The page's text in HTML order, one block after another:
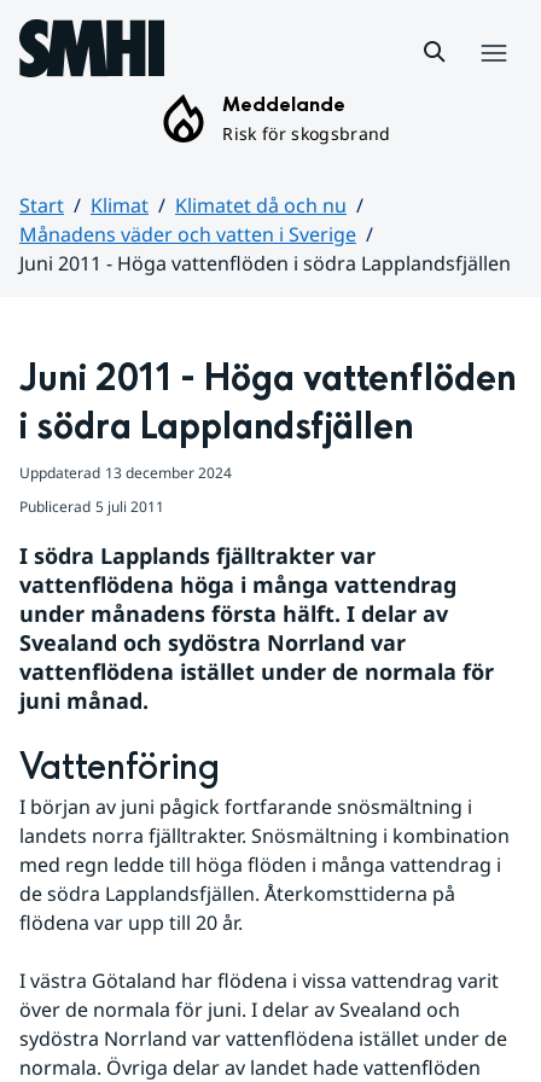
Hoppa till sidans innehåll
Meddelande
Risk för skogsbrand
Start Klimat
Klimatet då och nu
Månadens väder och vatten i Sverige
Juni 2011 - Höga vattenflöden i södra Lapplandsfjällen
Juni 2011 - Höga vattenflöden
i södra Lapplandsfjällen
Uppdaterad 13 december 2024
Publicerad 5 juli 2011
I södra Lapplands fjälltrakter var
vattenflödena höga i många vattendrag
under månadens första hälft. I delar av
Svealand och sydöstra Norrland var
vattenflödena istället under de normala för
juni månad.
Vattenföring
I början av juni pågick fortfarande snösmältning i
landets norra fjälltrakter. Snösmältning i kombination
med regn ledde till höga flöden i många vattendrag i
de södra Lapplandsfjällen. Återkomsttiderna på
flödena var upp till 20 år.
I västra Götaland har flödena i vissa vattendrag varit
över de normala för juni. I delar av Svealand och
sydöstra Norrland var vattenflödena istället under de
normala. Övriga delar av landet hade vattenflöden